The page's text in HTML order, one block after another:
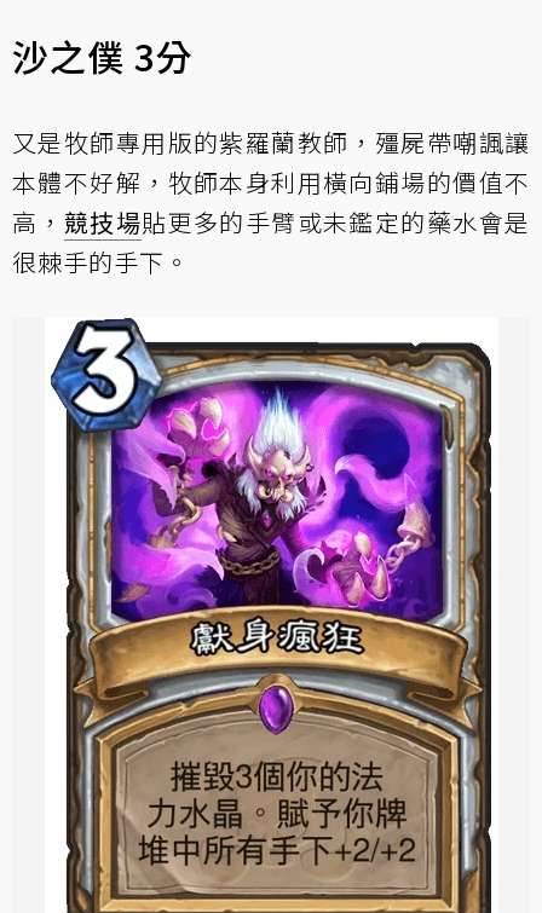
沙之僕 3分
又是牧師專用版的紫羅蘭教師，殭屍帶嘲諷讓
本體不好解，牧師本身利用橫向鋪場的價值不
高， 競技場貼更多的手臂或未鑑定的藥水會是
很棘手的手下。